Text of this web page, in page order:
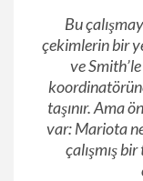
Bu
çekimlerin bir
ve
taşınır. Ama
var: Mariota
çalışmış